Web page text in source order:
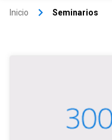
Inicio keyboard_arrow_right Seminarios